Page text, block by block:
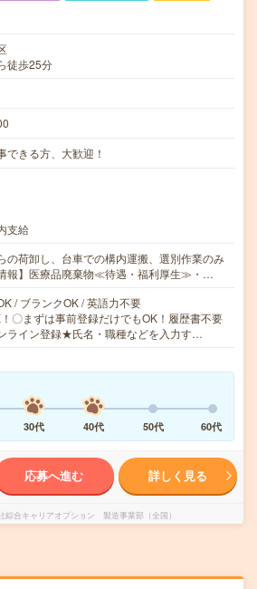
徒歩25分
できる方、大歓迎！
支給
の荷卸し、台車での構内運搬、選別作業のみ
情報】医療品廃棄物≪待遇・福利厚生≫・…
/ ブランクOK / 英語力不要
〇まずは事前登録だけでもOK！履歴書不要
ライン登録★氏名・職種などを入力す…
30代 40代 50代 60代
応募へ進む 詳しく見る
綜合キャリアオプション 製造事業部（全国）